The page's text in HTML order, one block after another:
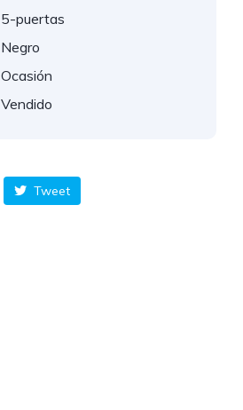
5-puertas
Negro
Ocasión
Vendido
Tweet